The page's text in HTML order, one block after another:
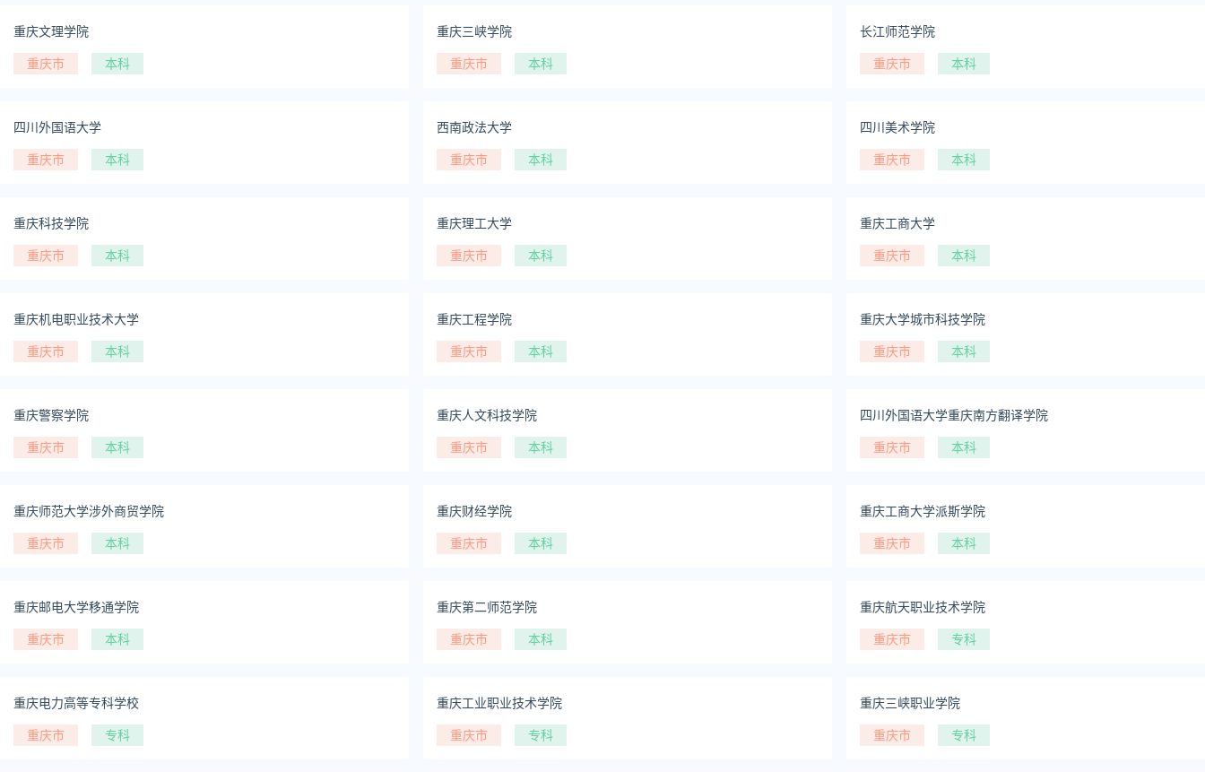
重庆文理学院
重庆市 本科
重庆三峡学院
重庆市 本科
长江师范学院
重庆市 本科
四川外国语大学
重庆市 本科
西南政法大学
重庆市 本科
四川美术学院
重庆市 本科
重庆科技学院
重庆市 本科
重庆理工大学
重庆市 本科
重庆工商大学
重庆市 本科
重庆机电职业技术大学
重庆市 本科
重庆工程学院
重庆市 本科
重庆大学城市科技学院
重庆市 本科
重庆警察学院
重庆市 本科
重庆人文科技学院
重庆市 本科
四川外国语大学重庆南方翻译学院
重庆市 本科
重庆师范大学涉外商贸学院
重庆市 本科
重庆财经学院
重庆市 本科
重庆工商大学派斯学院
重庆市 本科
重庆邮电大学移通学院
重庆市 本科
重庆第二师范学院
重庆市 本科
重庆航天职业技术学院
重庆市 专科
重庆电力高等专科学校
重庆市 专科
重庆工业职业技术学院
重庆市 专科
重庆三峡职业学院
重庆市 专科